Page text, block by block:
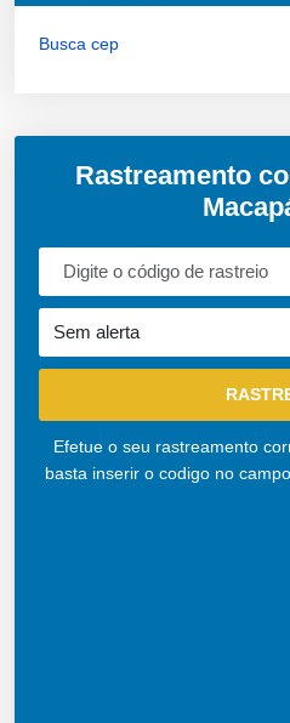
Busca cep
Rastreamento
Efetue o seu rastreamento
basta inserir o codigo no